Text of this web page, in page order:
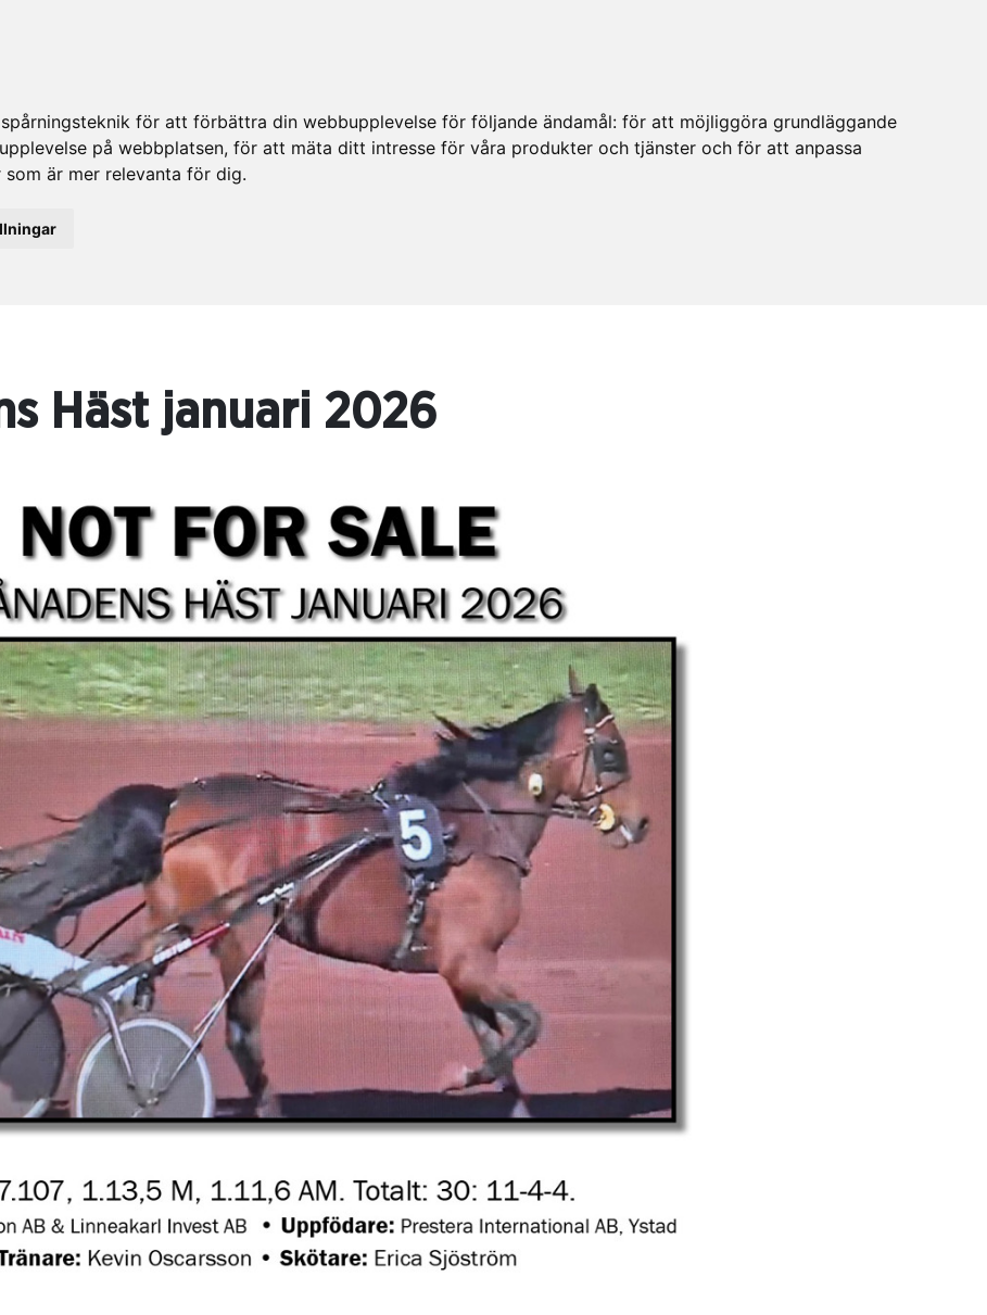
för att förbättra din webbupplevelse för följande ändamål: för att möjliggöra grundläggande
på webbplatsen, för att mäta ditt intresse för våra produkter och tjänster och för att anpassa
är mer relevanta för dig.
Häst januari 2026